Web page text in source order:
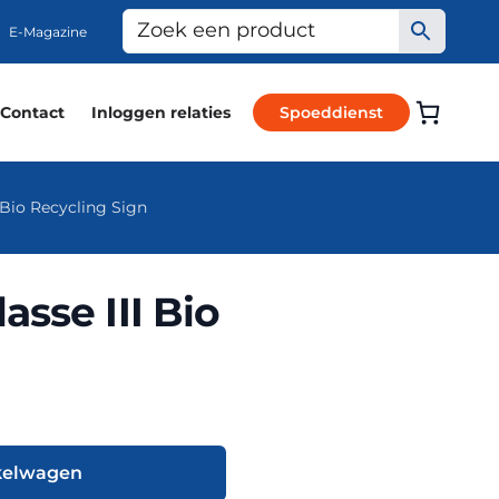
E-Magazine
Contact Inloggen relaties Spoeddienst
Bio Recycling Sign
III Bio